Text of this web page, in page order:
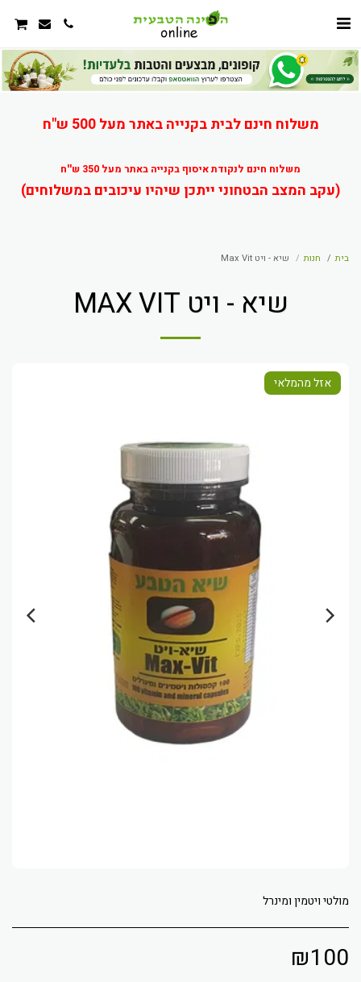
משלוח חינם לבית בקנייה באתר מעל 500 ש"ח
משלוח חינם לנקודת איסוף בקנייה באתר מעל 350 ש''ח
(עקב המצב הבטחוני ייתכן שיהיו עיכובים במשלוחים)
בית חנות שיא - ויט Max Vit
שיא - ויט MAX VIT
אזל מהמלאי
מולטי ויטמין ומינרל
₪100